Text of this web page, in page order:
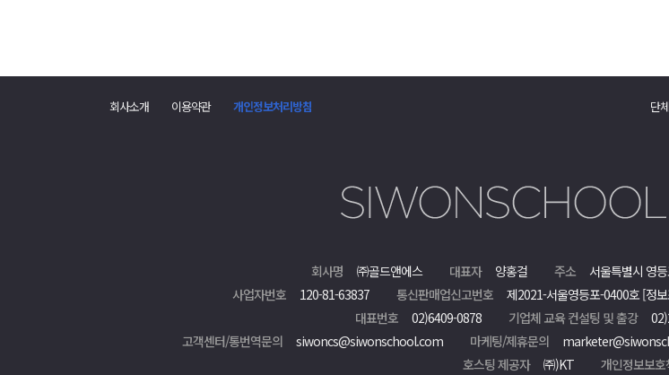
회사소개 이용약관 개인정보처리방침 단
회사명 ㈜골드앤에스 대표자 양홍걸 주소
서울특별시 영
사업자번호
120-81-63837 통신판매업신고번호 제2021-서울영등포-0400호 [정
대표번호
02)6409-0878 기업체 교육 컨설팅 및 출강
고객센터/통번역문의
siwoncs@siwonschool.com 마케팅/제휴문의
호스팅 제공자
㈜)KT 개인정보보호